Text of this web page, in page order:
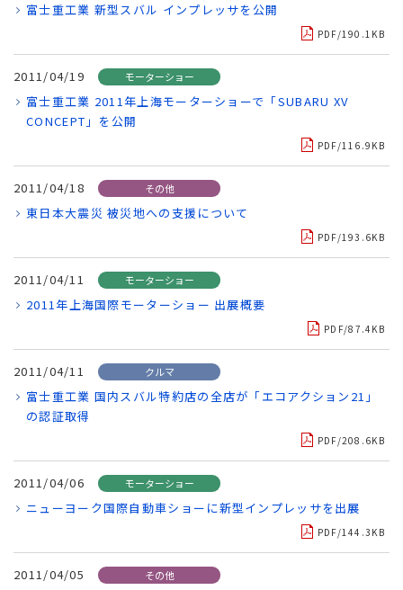
富士重工業 新型スバル インプレッサを公開
PDF/190.1KB
2011/04/19 モーターショー
富士重工業 2011年上海モーターショーで「SUBARU XV
CONCEPT」を公開
PDF/116.9KB
2011/04/18 その他
東日本大震災 被災地への支援について
PDF/193.6KB
2011/04/11 モーターショー
2011年上海国際モーターショー 出展概要
PDF/87.4KB
2011/04/11 クルマ
富士重工業 国内スバル特約店の全店が「エコアクション21」
の認証取得
PDF/208.6KB
2011/04/06 モーターショー
ニューヨーク国際自動車ショーに新型インプレッサを出展
PDF/144.3KB
2011/04/05 その他